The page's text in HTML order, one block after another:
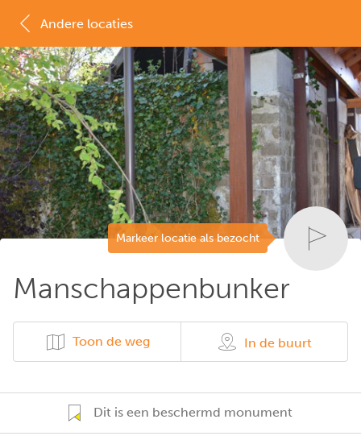
Markeer locatie als bezocht
Manschappenbunker
Toon de weg In de buurt
Dit is een beschermd monument
Andere locaties
MAP